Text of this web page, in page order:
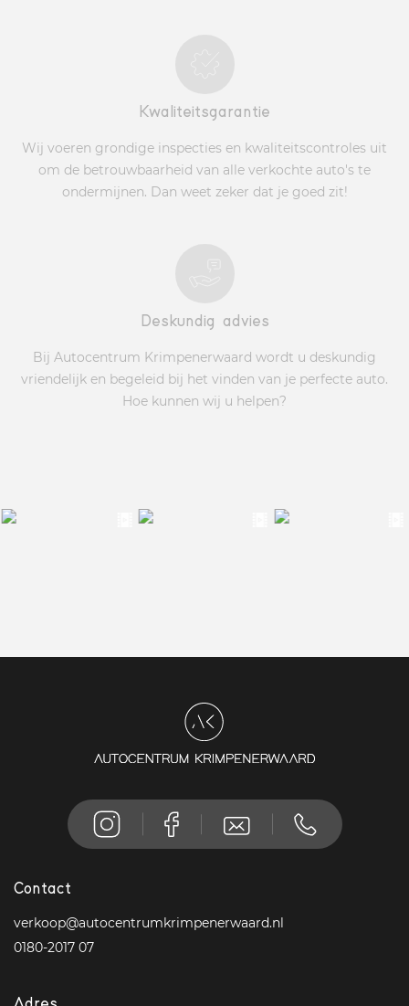
Kwaliteitsgarantie
Wij voeren grondige inspecties en kwaliteitscontroles uit
om de betrouwbaarheid van alle verkochte auto's te
ondermijnen. Dan weet zeker dat je goed zit!
Deskundig advies
Bij Autocentrum Krimpenerwaard wordt u deskundig
vriendelijk en begeleid bij het vinden van je perfecte auto.
Hoe kunnen wij u helpen?
Contact
verkoop@autocentrumkrimpenerwaard.nl
0180-2017 07